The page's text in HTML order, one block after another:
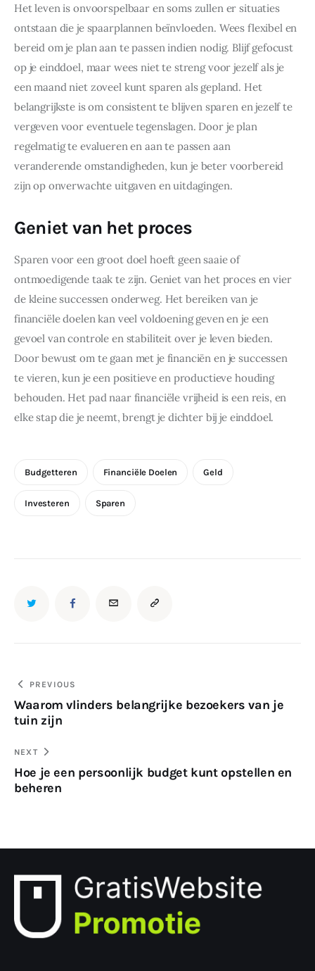
Het leven is onvoorspelbaar en soms zullen er situaties
ontstaan die je spaarplannen beïnvloeden. Wees flexibel en
bereid om je plan aan te passen indien nodig. Blijf gefocust
op je einddoel, maar wees niet te streng voor jezelf als je
een maand niet zoveel kunt sparen als gepland. Het
belangrijkste is om consistent te blijven sparen en jezelf te
vergeven voor eventuele tegenslagen. Door je plan
regelmatig te evalueren en aan te passen aan
veranderende omstandigheden, kun je beter voorbereid
zijn op onverwachte uitgaven en uitdagingen.
Geniet van het proces
Sparen voor een groot doel hoeft geen saaie of
ontmoedigende taak te zijn. Geniet van het proces en vier
de kleine successen onderweg. Het bereiken van je
financiële doelen kan veel voldoening geven en je een
gevoel van controle en stabiliteit over je leven bieden.
Door bewust om te gaan met je financiën en je successen
te vieren, kun je een positieve en productieve houding
behouden. Het pad naar financiële vrijheid is een reis, en
elke stap die je neemt, brengt je dichter bij je einddoel.
Budgetteren Financiële Doelen Geld
Investeren Sparen
Bericht
navigatie
PREVIOUS
Waarom vlinders belangrijke bezoekers van je
tuin zijn
NEXT
Hoe je een persoonlijk budget kunt opstellen en
beheren